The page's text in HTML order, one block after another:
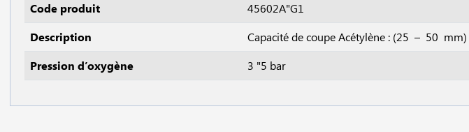
Code produit
45602A"G1
Description
Capacité de coupe Acétylène : (25 – 50 mm)
Pression d’oxygène
3 "5 bar